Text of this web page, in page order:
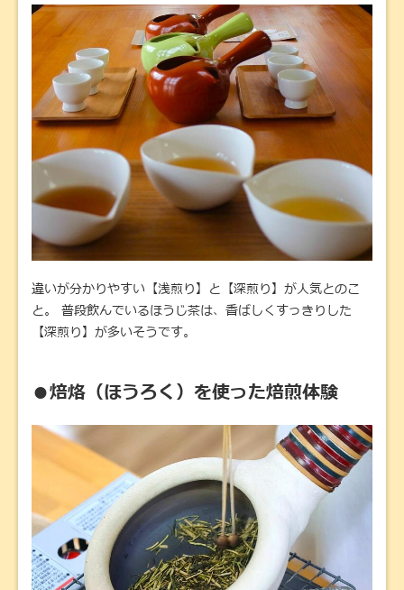
違いが分かりやすい【浅煎り】と【深煎り】が人気とのこ
と。 普段飲んでいるほうじ茶は、香ばしくすっきりした
【深煎り】が多いそうです。
●焙烙（ほうろく）を使った焙煎体験